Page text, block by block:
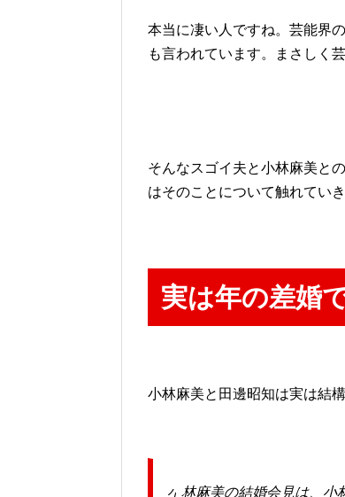
本当に凄い人ですね。芸能界
も言われています。まさしく
そんなスゴイ夫と小林麻美と
はそのことについて触れていき
実は年の差婚
小林麻美と田邊昭知は実は結
小林麻美の結婚会見は、小